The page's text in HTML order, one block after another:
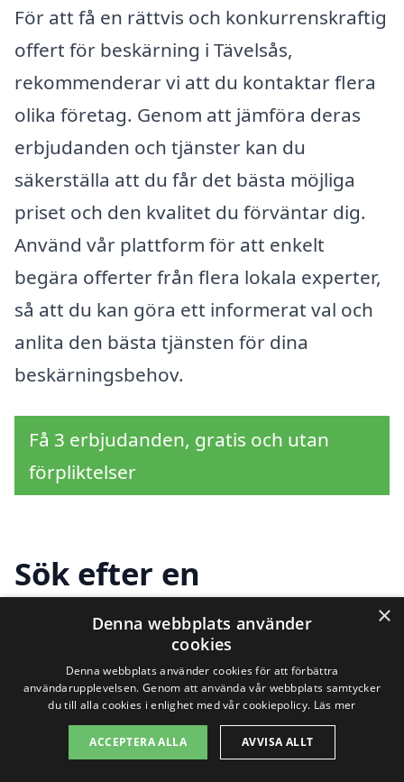
För att få en rättvis och konkurrenskraftig
offert för beskärning i Tävelsås,
rekommenderar vi att du kontaktar flera
olika företag. Genom att jämföra deras
erbjudanden och tjänster kan du
säkerställa att du får det bästa möjliga
priset och den kvalitet du förväntar dig.
Använd vår plattform för att enkelt
begära offerter från flera lokala experter,
så att du kan göra ett informerat val och
anlita den bästa tjänsten för dina
beskärningsbehov.
Få 3 erbjudanden, gratis och utan
förpliktelser
Sök efter en
professionell för
beskärning i andra
städer nära Tävelsås
×
Denna webbplats använder
cookies
Denna webbplats använder cookies för att förbättra
användarupplevelsen. Genom att använda vår webbplats samtycker
du till alla cookies i enlighet med vår cookiepolicy. Läs mer
ACCEPTERA ALLA AVVISA ALLT